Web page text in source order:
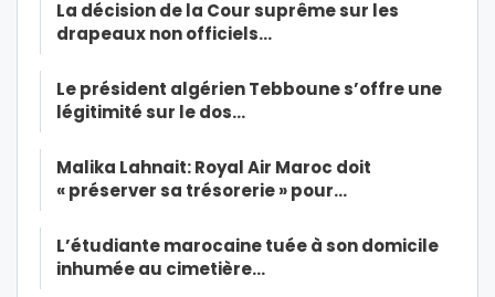
La décision de la Cour suprême sur les
drapeaux non officiels…
Le président algérien Tebboune s’offre une
légitimité sur le dos…
Malika Lahnait: Royal Air Maroc doit
« préserver sa trésorerie » pour…
L’étudiante marocaine tuée à son domicile
inhumée au cimetière…